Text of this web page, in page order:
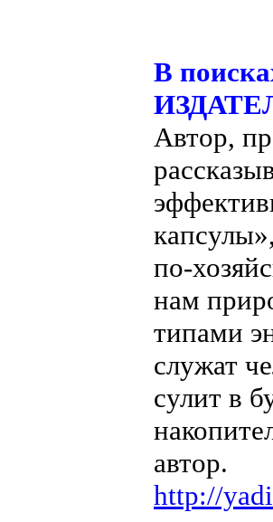
В
Автор,
по-
нам
типами
служат
сулит в
автор.
http://